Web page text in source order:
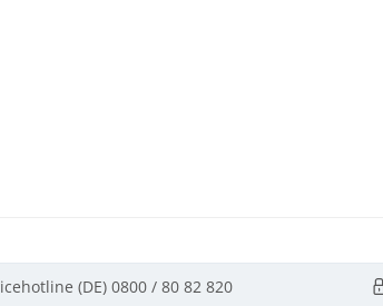
(DE) 0800 / 80 82 820